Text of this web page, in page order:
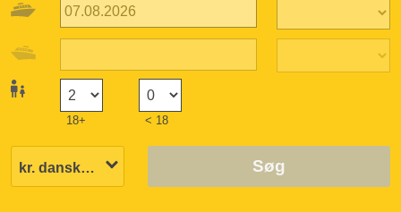
18+ < 18
Søg